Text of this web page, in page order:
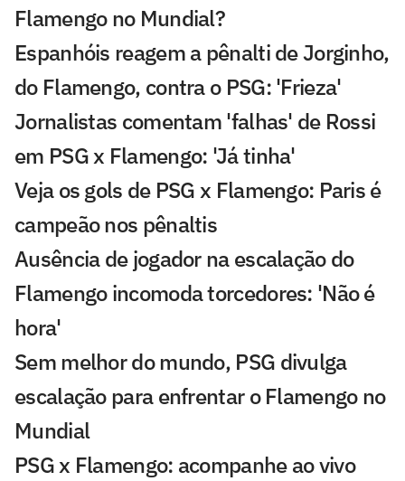
Flamengo no Mundial?
Espanhóis reagem a pênalti de Jorginho,
do Flamengo, contra o PSG: 'Frieza'
Jornalistas comentam 'falhas' de Rossi
em PSG x Flamengo: 'Já tinha'
Veja os gols de PSG x Flamengo: Paris é
campeão nos pênaltis
Ausência de jogador na escalação do
Flamengo incomoda torcedores: 'Não é
hora'
Sem melhor do mundo, PSG divulga
escalação para enfrentar o Flamengo no
Mundial
PSG x Flamengo: acompanhe ao vivo